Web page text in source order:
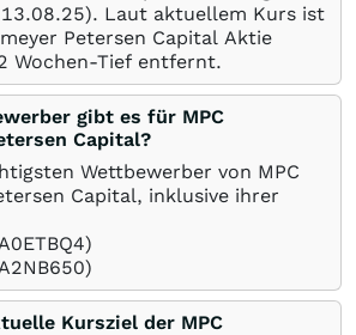
13.08.25). Laut aktuellem Kurs ist
Petersen Capital Aktie
Wochen-Tief entfernt.
gibt es für MPC
Capital?
Wettbewerber von MPC
Capital, inklusive ihrer
Kursziel der MPC